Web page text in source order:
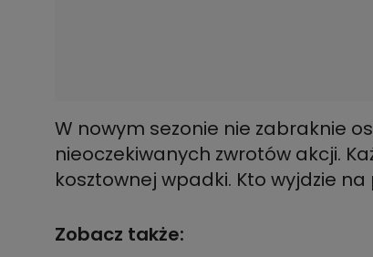
W nowym sezonie nie zabraknie
nieoczekiwanych zwrotów akcji.
kosztownej wpadki. Kto wyjdzie
Zobacz także: